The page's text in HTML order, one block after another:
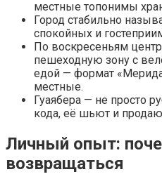
местные топонимы
Город стабильно
спокойных и
По воскресеньям
пешеходную зону с
едой — формат
местные.
Гуаябера — не просто
кода, её шьют и
Личный опыт:
возвращаться